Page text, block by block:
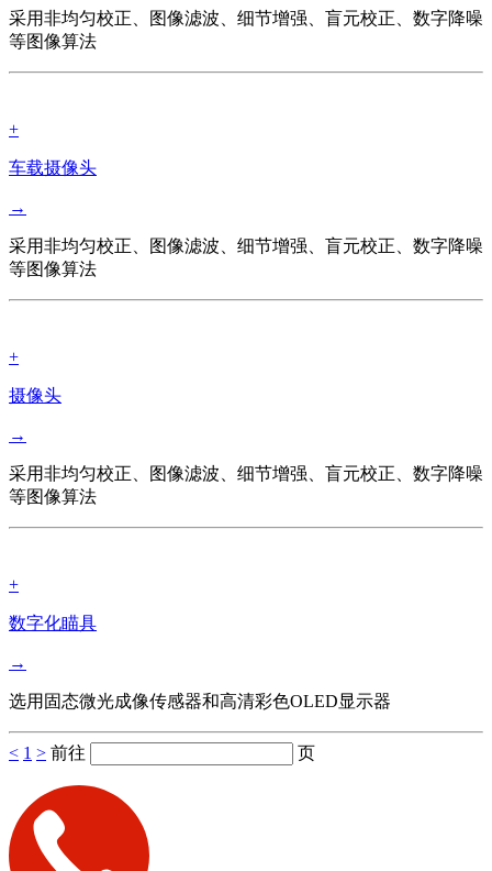
采用非均匀校正、图像滤波、细节增强、盲元校正、数字降噪
等图像算法
+
车载摄像头
→
采用非均匀校正、图像滤波、细节增强、盲元校正、数字降噪
等图像算法
+
摄像头
→
采用非均匀校正、图像滤波、细节增强、盲元校正、数字降噪
等图像算法
+
数字化瞄具
→
选用固态微光成像传感器和高清彩色OLED显示器
< 1 > 前往 页